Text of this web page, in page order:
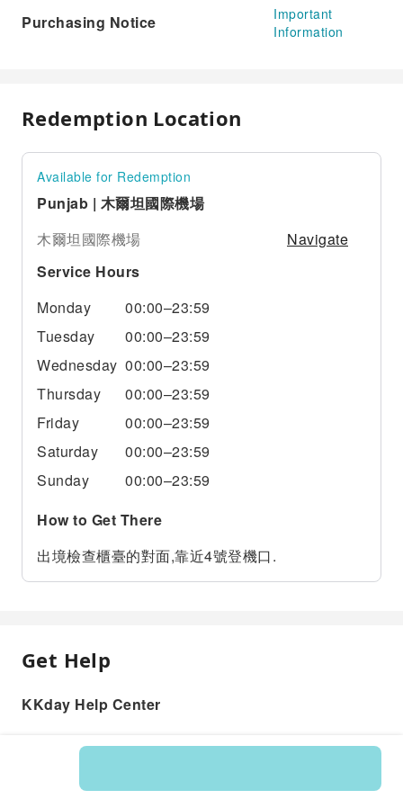
Purchasing Notice
Important
Information
Redemption Location
Available for Redemption
Punjab | 木爾坦國際機場
木爾坦國際機場
Navigate
Service Hours
Monday
00:00–23:59
Tuesday
00:00–23:59
Wednesday 00:00–23:59
Thursday
00:00–23:59
Friday
00:00–23:59
Saturday
00:00–23:59
Sunday
00:00–23:59
How to Get There
出境檢查櫃臺的對面,靠近4號登機口.
Get Help
KKday Help Center
Product: 597145